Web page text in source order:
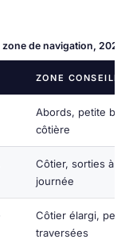
de navigation, 2026
ZONE
Abords, petite
côtière
Côtier, sorties à la
journée
Côtier élargi,
traversées